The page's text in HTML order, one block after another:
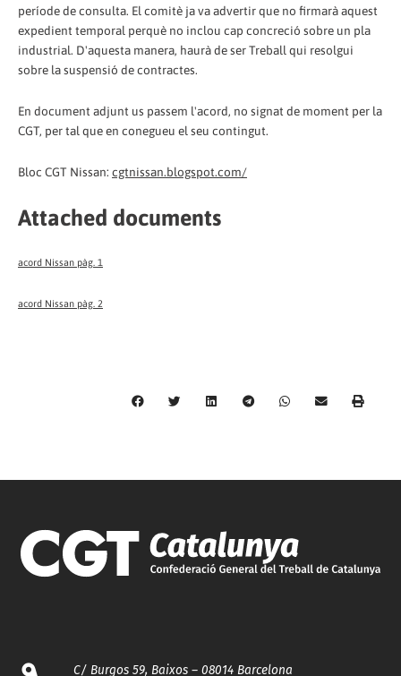
període de consulta. El comitè ja va advertir que no firmarà aquest
expedient temporal perquè no inclou cap concreció sobre un pla
industrial. D'aquesta manera, haurà de ser Treball qui resolgui
sobre la suspensió de contractes.
En document adjunt us passem l'acord, no signat de moment per la
CGT, per tal que en conegueu el seu contingut.
Bloc CGT Nissan: cgtnissan.blogspot.com/
Attached documents
acord Nissan pàg. 1
acord Nissan pàg. 2
C/ Burgos 59, Baixos – 08014 Barcelona